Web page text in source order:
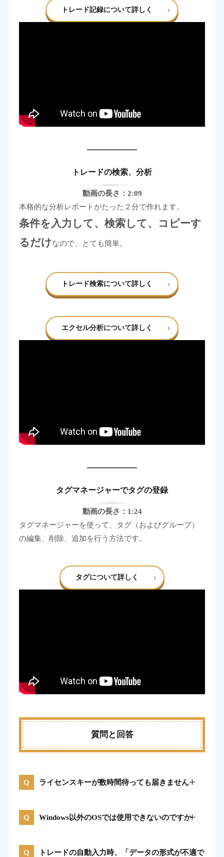
トレード記録について詳しく
トレードの検索、分析
動画の長さ：2:09
本格的な分析レポートがたった２分で作れます。
条件を入力して、検索して、コピーす
るだけなので、とても簡単。
トレード検索について詳しく
エクセル分析について詳しく
タグマネージャーでタグの登録
動画の長さ：1:24
タグマネージャーを使って、タグ（およびグループ）
の編集、削除、追加を行う方法です。
タグについて詳しく
質問と回答
ライセンスキーが数時間待っても届きません
Windows以外のOSでは使用できないのですか
トレードの自動入力時、「データの形式が不適で